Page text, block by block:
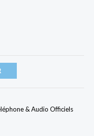
& Audio Officiels